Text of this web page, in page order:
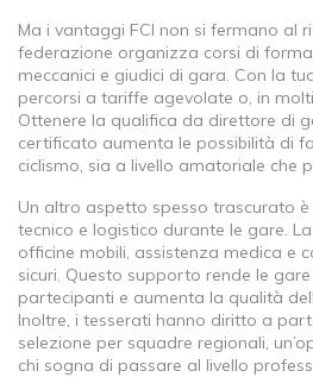
Ma i vantaggi FCI non si fermano al
federazione organizza corsi di
meccanici e giudici di gara. Con la
percorsi a tariffe agevolate o, in
Ottenere la qualifica da direttore di
certificato aumenta le possibilità di
ciclismo, sia a livello amatoriale che
Un altro aspetto spesso trascurato
tecnico e logistico durante le gare.
officine mobili, assistenza medica e
sicuri. Questo supporto rende le
partecipanti e aumenta la qualità
Inoltre, i tesserati hanno diritto a
selezione per squadre regionali,
chi sogna di passare al livello